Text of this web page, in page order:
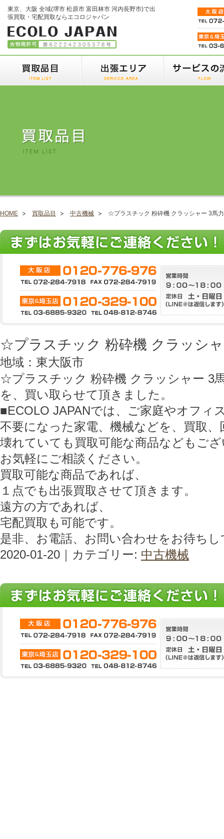
東京、大阪 全域(堺市 松原市 富田林市 河内長野市)で出
張買取・宅配買取ならエコロジャパン
HOME 買取品目 中古機械 ☆プラスチック 粉砕機 クラッシャー 3馬力
☆プラスチック 粉砕機 クラッシ
地域：東大阪市
☆プラスチック 粉砕機 クラッシャー 3
を、買い取らせて頂きました。
■ECOLO JAPANでは、ご家庭やオフィ
不要になった家電、機械などを、買取
壊れていても買取可能な商品などもご
お気軽にご相談ください。
買取可能な商品であれば、
１点でも出張買取させて頂きます。
遠方の方であれば、
宅配買取も可能です。
是非、お電話、お問い合わせをお待ち
2020-01-20｜カテゴリー: 中古機械